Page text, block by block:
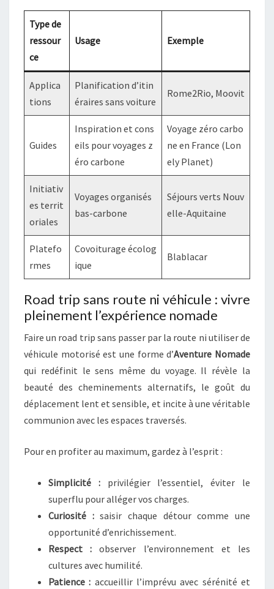
Type de
ressour
ce
Usage Exemple
Applica
tions
Planification d’itin
éraires sans voiture
Rome2Rio, Moovit
Guides
Inspiration et cons
eils pour voyages z
éro carbone
Voyage zéro carbo
ne en France (Lon
ely Planet)
Initiativ
es territ
oriales
Voyages organisés
bas-carbone
Séjours verts Nouv
elle-Aquitaine
Platefo
rmes
Covoiturage écolog
ique
Blablacar
Road trip sans route ni véhicule : vivre
pleinement l’expérience nomade
Faire un road trip sans passer par la route ni utiliser de
véhicule motorisé est une forme d’Aventure Nomade
qui redéfinit le sens même du voyage. Il révèle la
beauté des cheminements alternatifs, le goût du
déplacement lent et sensible, et incite à une véritable
communion avec les espaces traversés.
Pour en profiter au maximum, gardez à l’esprit :
Simplicité :privilégier l’essentiel, éviter le
superflu pour alléger vos charges.
Curiosité :saisir chaque détour comme une
opportunité d’enrichissement.
Respect : observer l’environnement et les
cultures avec humilité.
Patience : accueillir l’imprévu avec sérénité et